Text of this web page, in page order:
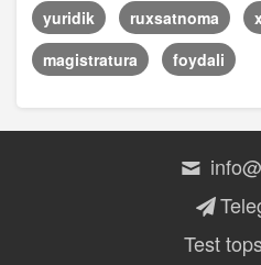
yuridik
ruxsatnoma
magistratura
foydali
Test